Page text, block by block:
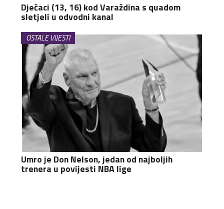
Dječaci (13, 16) kod Varaždina s quadom
sletjeli u odvodni kanal
OSTALE VIJESTI
Umro je Don Nelson, jedan od najboljih
trenera u povijesti NBA lige